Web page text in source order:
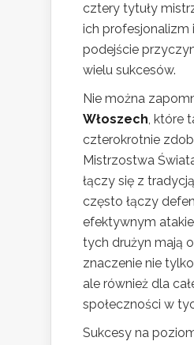
cztery tytuły
ich profesjonalizm
podejście
wielu sukcesów.
Nie można
Włoszech, które
czterokrotnie
Mistrzostwa
łączy się z
często łączy
efektywnym
tych drużyn mają
znaczenie nie
ale również dla
społeczności w
Sukcesy na